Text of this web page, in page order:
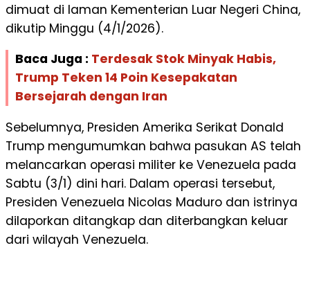
dimuat di laman Kementerian Luar Negeri China,
dikutip Minggu (4/1/2026).
Baca Juga : Terdesak Stok Minyak Habis,
Trump Teken 14 Poin Kesepakatan
Bersejarah dengan Iran
Sebelumnya, Presiden Amerika Serikat Donald
Trump mengumumkan bahwa pasukan AS telah
melancarkan operasi militer ke Venezuela pada
Sabtu (3/1) dini hari. Dalam operasi tersebut,
Presiden Venezuela Nicolas Maduro dan istrinya
dilaporkan ditangkap dan diterbangkan keluar
dari wilayah Venezuela.